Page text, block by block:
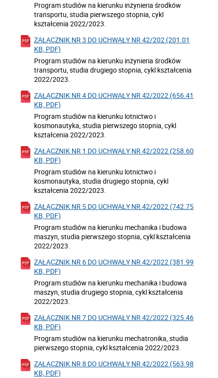
Program studiów na kierunku inżynieria środków
transportu, studia pierwszego stopnia, cykl
kształcenia 2022/2023.
ZAŁĄCZNIK NR 3 DO UCHWAŁY NR 42/202 (201.01
KB, PDF)
Program studiów na kierunku inżynieria środków
transportu, studia drugiego stopnia, cykl kształcenia
2022/2023.
ZAŁĄCZNIK NR 4 DO UCHWAŁY NR 42/2022 (656.41
KB, PDF)
Program studiów na kierunku lotnictwo i
kosmonautyka, studia pierwszego stopnia, cykl
kształcenia 2022/2023.
ZAŁĄCZNIK NR 1 DO UCHWAŁY NR 42/2022 (258.60
KB, PDF)
Program studiów na kierunku lotnictwo i
kosmonautyka, studia drugiego stopnia, cykl
kształcenia 2022/2023.
ZAŁĄCZNIK NR 5 DO UCHWAŁY NR 42/2022 (742.75
KB, PDF)
Program studiów na kierunku mechanika i budowa
maszyn, studia pierwszego stopnia, cykl kształcenia
2022/2023.
ZAŁĄCZNIK NR 6 DO UCHWAŁY NR 42/2022 (381.99
KB, PDF)
Program studiów na kierunku mechanika i budowa
maszyn, studia drugiego stopnia, cykl kształcenia
2022/2023.
ZAŁĄCZNIK NR 7 DO UCHWAŁY NR 42/2022 (325.46
KB, PDF)
Program studiów na kierunku mechatronika, studia
pierwszego stopnia, cykl kształcenia 2022/2023.
ZAŁĄCZNIK NR 8 DO UCHWAŁY NR 42/2022 (563.98
KB, PDF)